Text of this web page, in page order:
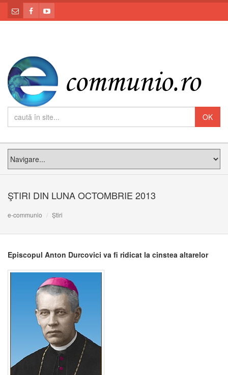
ŞTIRI DIN LUNA OCTOMBRIE 2013
e-communio Știri
Episcopul Anton Durcovici va fi ridicat la cinstea altarelor